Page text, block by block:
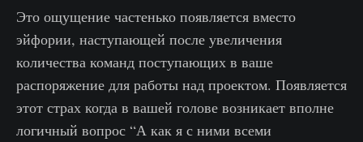
Это ощущение частенько появляется вместо
эйфории, наступающей после увеличения
количества команд поступающих в ваше
распоряжение для работы над проектом. Появляется
этот страх когда в вашей голове возникает вполне
логичный вопрос “А как я с ними всеми